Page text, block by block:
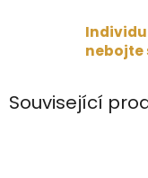
nebojte
Související